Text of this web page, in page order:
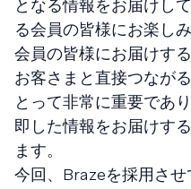
となる情報をお届けし
る会員の皆様にお楽し
会員の皆様にお届けす
お客さまと直接つなが
とって非常に重要であ
即した情報をお届けす
ます。
今回、Brazeを採用させ